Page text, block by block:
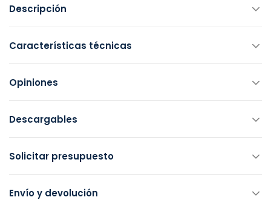
Descripción
Características técnicas
Opiniones
Descargables
Solicitar presupuesto
Envío y devolución